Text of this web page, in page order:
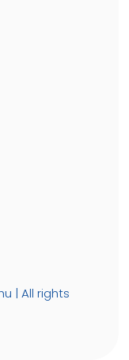
| All rights